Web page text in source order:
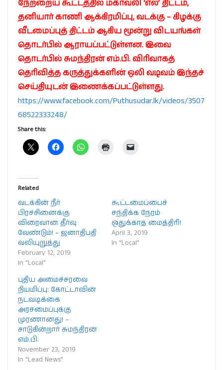
நேற்றைய கூட்டத்தில் மகாவலி ‘எல்’ திட்டம்,
தனியார் காணி ஆக்கிரமிப்பு, வடக்கு – கிழக்கு
வீடமைப்புத் திட்டம் ஆகிய மூன்று விடயங்கள்
தொடர்பில் ஆராயப்பட்டுள்ளன. இவை
தொடர்பில் சுமந்திரன் எம்.பி. விரிவாகத்
தெரிவித்த கருத்துக்களின் ஒலி வடிவம் இந்தச்
செய்தியுடன் இணைக்கப்பட்டுள்ளது.
https://www.facebook.com/Puthusudar.lk/videos/3507
68522333248/
Share this:
Related
வடக்கின் நீர்
பிரச்சினைக்கு
விரைவான தீர்வு
வேண்டும்! – ஜனாதிபதி
வலியுறுத்து
February 12, 2019
In "Local"
கூட்டமைப்பைச்
சந்திக்க நேரம்
ஒதுக்காத மைத்திரி!
April 3, 2019
In "Local"
புதிய அமைச்சரவை
நியமிப்பு: கோட்டாவின்
நடவடிக்கை
அரசமைப்புக்கு
முரணானது! –
சாடுகின்றார் சுமந்திரன்
எம்.பி.
November 23, 2019
In "Lead News"